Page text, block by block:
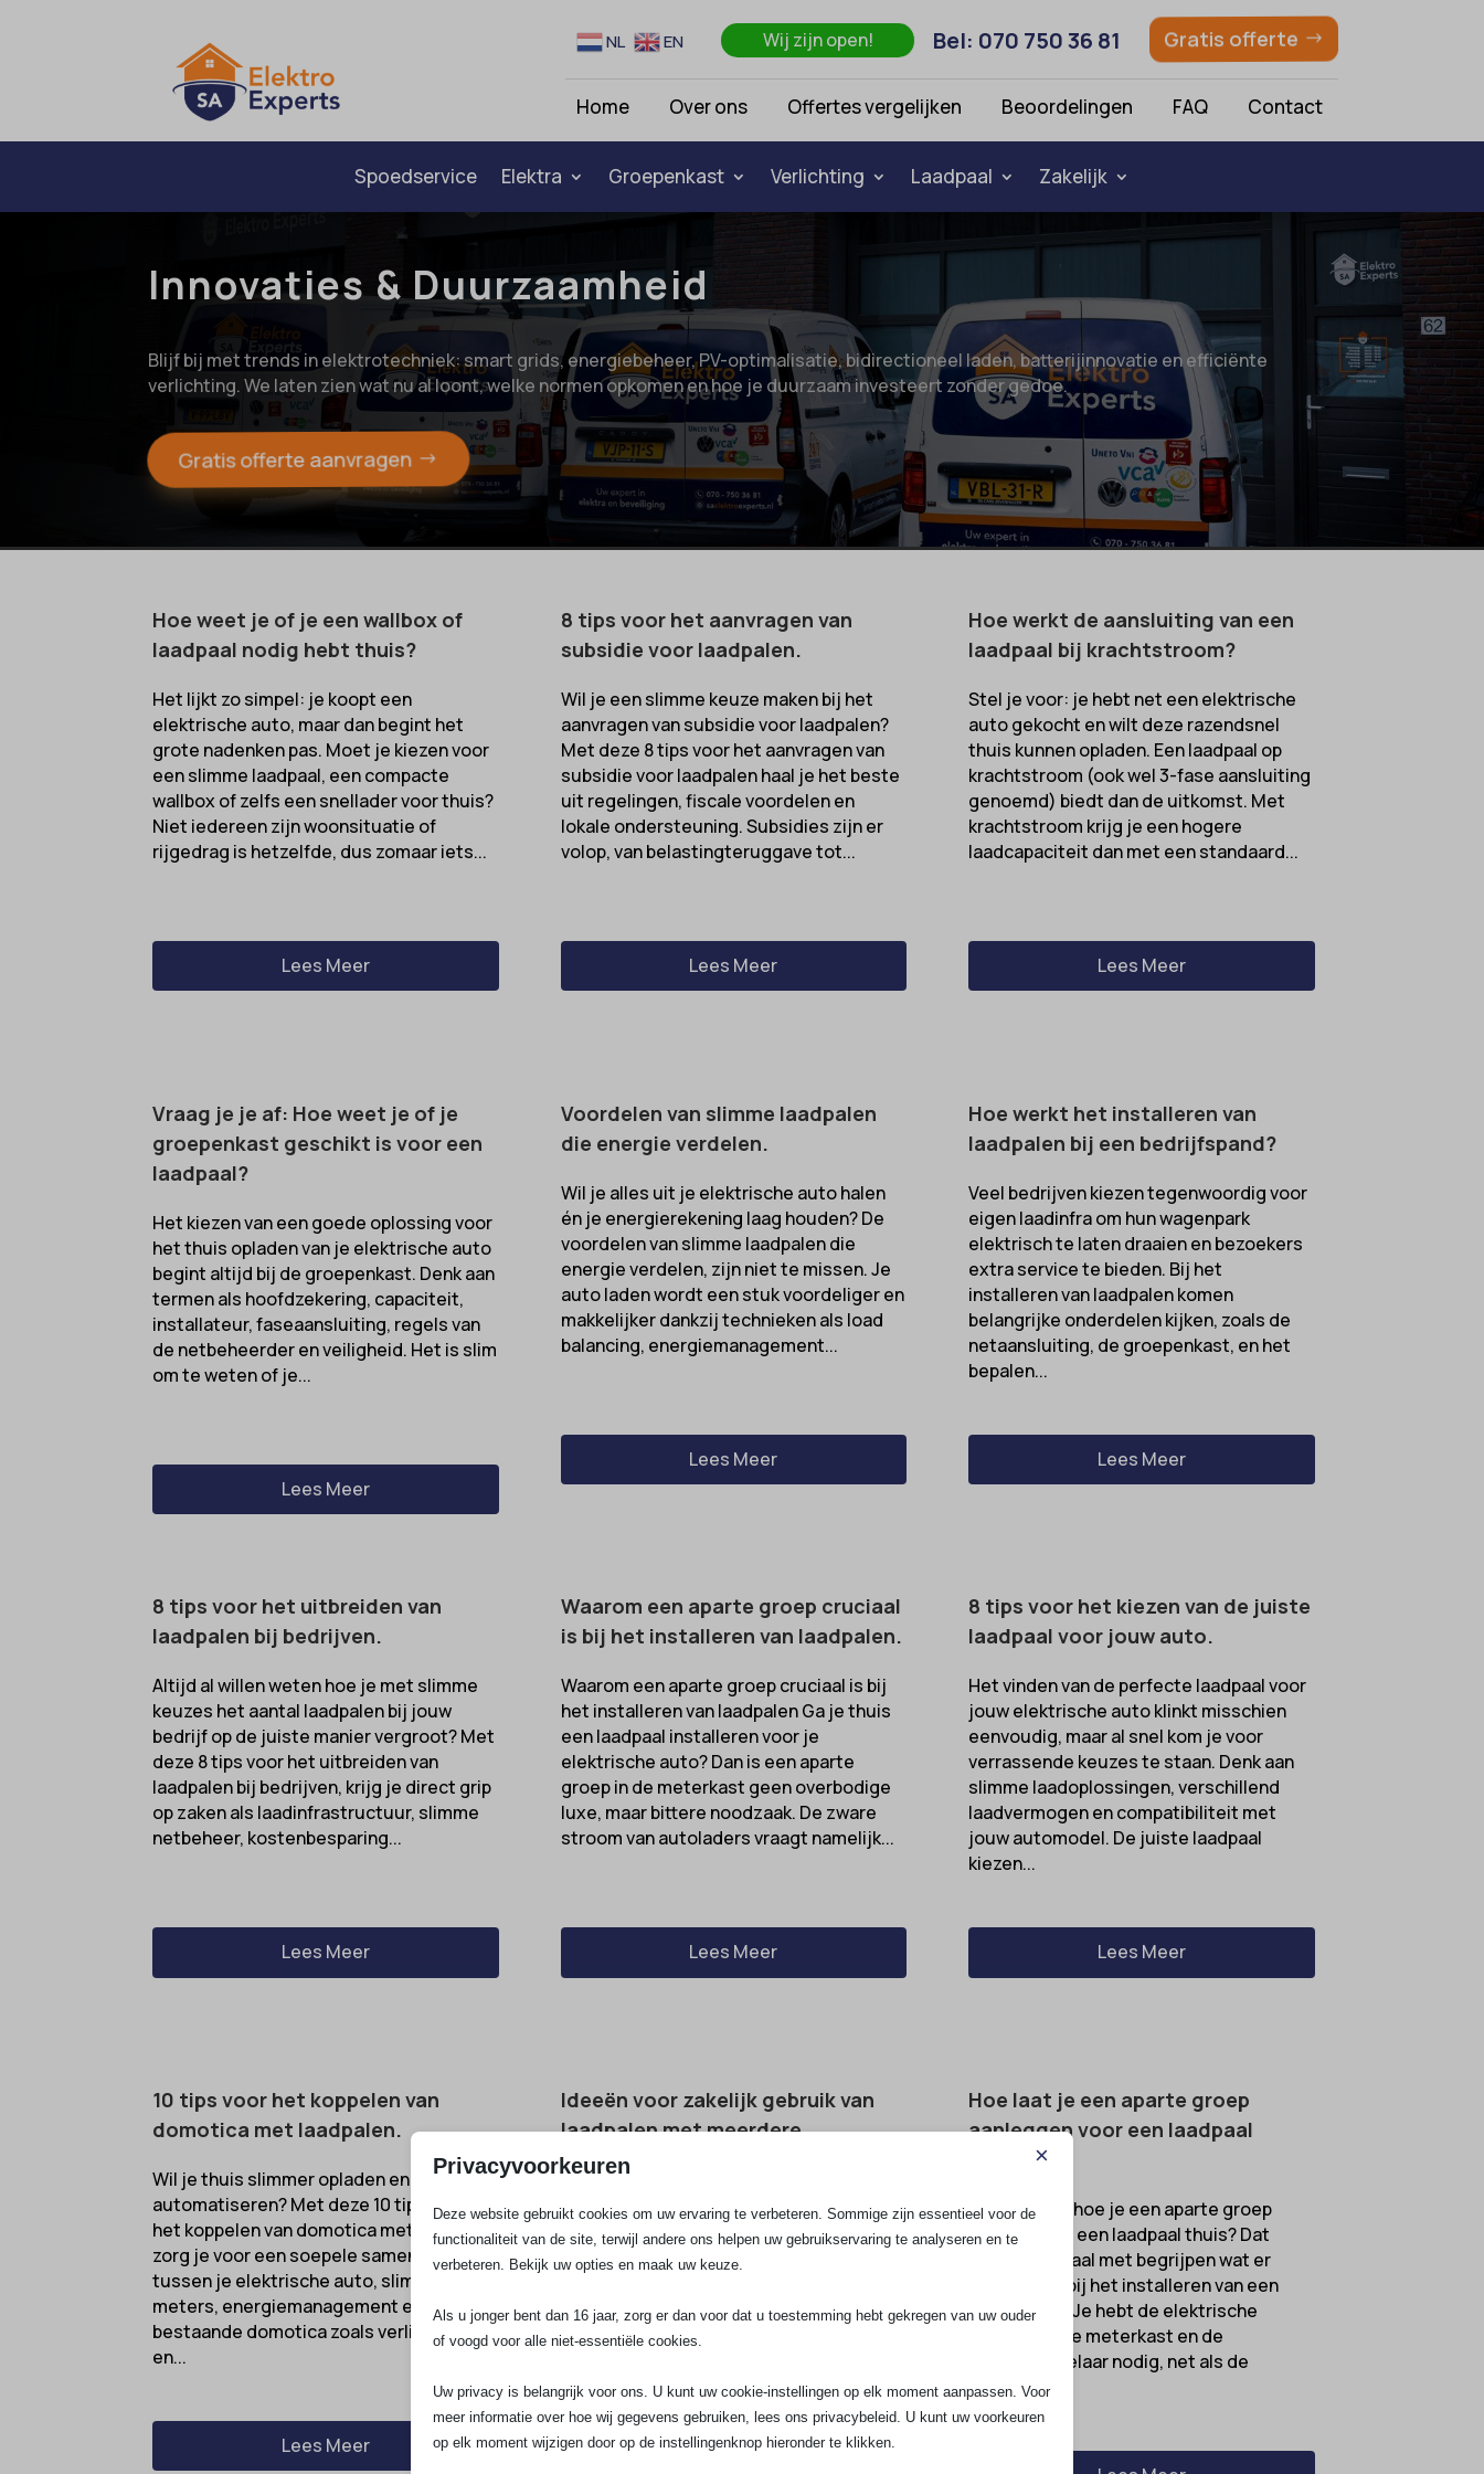
Gratis offerte
Bel: 070 750 36 81
Wij zijn open!
NL EN
Home Over ons Offertes vergelijken Beoordelingen FAQ Contact
Spoedservice Elektra Groepenkast Verlichting Laadpaal Zakelijk
Innovaties & Duurzaamheid
Blijf bij met trends in elektrotechniek: smart grids, energiebeheer, PV-optimalisatie, bidirectioneel laden, batterijinnovatie en efficiënte
verlichting. We laten zien wat nu al loont, welke normen opkomen en hoe je duurzaam investeert zonder gedoe.
Gratis offerte aanvragen
Hoe weet je of je een wallbox of
laadpaal nodig hebt thuis?
Het lijkt zo simpel: je koopt een
elektrische auto, maar dan begint het
grote nadenken pas. Moet je kiezen voor
een slimme laadpaal, een compacte
wallbox of zelfs een snellader voor thuis?
Niet iedereen zijn woonsituatie of
rijgedrag is hetzelfde, dus zomaar iets...
Lees Meer
Vraag je je af: Hoe weet je of je
groepenkast geschikt is voor een
laadpaal?
Het kiezen van een goede oplossing voor
het thuis opladen van je elektrische auto
begint altijd bij de groepenkast. Denk aan
termen als hoofdzekering, capaciteit,
installateur, faseaansluiting, regels van
de netbeheerder en veiligheid. Het is slim
om te weten of je...
Lees Meer
8 tips voor het uitbreiden van
laadpalen bij bedrijven.
Altijd al willen weten hoe je met slimme
keuzes het aantal laadpalen bij jouw
bedrijf op de juiste manier vergroot? Met
deze 8 tips voor het uitbreiden van
laadpalen bij bedrijven, krijg je direct grip
op zaken als laadinfrastructuur, slimme
netbeheer, kostenbesparing...
Lees Meer
10 tips voor het koppelen van
domotica met laadpalen.
Wil je thuis slimmer opladen en alles
automatiseren? Met deze 10 tips voor
het koppelen van domotica met laadpalen
zorg je voor een soepele samenwerking
tussen je elektrische auto, slimme
meters, energiemanagement en je
bestaande domotica zoals verlichting
en...
Lees Meer
8 tips voor het aanvragen van
subsidie voor laadpalen.
Wil je een slimme keuze maken bij het
aanvragen van subsidie voor laadpalen?
Met deze 8 tips voor het aanvragen van
subsidie voor laadpalen haal je het beste
uit regelingen, fiscale voordelen en
lokale ondersteuning. Subsidies zijn er
volop, van belastingteruggave tot...
Lees Meer
Voordelen van slimme laadpalen
die energie verdelen.
Wil je alles uit je elektrische auto halen
én je energierekening laag houden? De
voordelen van slimme laadpalen die
energie verdelen, zijn niet te missen. Je
auto laden wordt een stuk voordeliger en
makkelijker dankzij technieken als load
balancing, energiemanagement...
Lees Meer
Waarom een aparte groep cruciaal
is bij het installeren van laadpalen.
Waarom een aparte groep cruciaal is bij
het installeren van laadpalen Ga je thuis
een laadpaal installeren voor je
elektrische auto? Dan is een aparte
groep in de meterkast geen overbodige
luxe, maar bittere noodzaak. De zware
stroom van autoladers vraagt namelijk...
Lees Meer
Ideeën voor zakelijk gebruik van
laadpalen met meerdere
aansluitingen.
Ideeën voor zakelijk gebruik van
laadpalen met meerdere aansluitingen
springen eruit als je kijkt naar duurzaam
oplossingen. Veel bedrijven zetten
bedrijfslocaties om tot handige
personeel en wagenpark....
Hoe werkt de aansluiting van een
laadpaal bij krachtstroom?
Stel je voor: je hebt net een elektrische
auto gekocht en wilt deze razendsnel
thuis kunnen opladen. Een laadpaal op
krachtstroom (ook wel 3-fase aansluiting
genoemd) biedt dan de uitkomst. Met
krachtstroom krijg je een hogere
laadcapaciteit dan met een standaard...
Lees Meer
Hoe werkt het installeren van
laadpalen bij een bedrijfspand?
Veel bedrijven kiezen tegenwoordig voor
eigen laadinfra om hun wagenpark
elektrisch te laten draaien en bezoekers
extra service te bieden. Bij het
installeren van laadpalen komen
belangrijke onderdelen kijken, zoals de
netaansluiting, de groepenkast, en het
bepalen...
Lees Meer
8 tips voor het kiezen van de juiste
laadpaal voor jouw auto.
Het vinden van de perfecte laadpaal voor
jouw elektrische auto klinkt misschien
eenvoudig, maar al snel kom je voor
verrassende keuzes te staan. Denk aan
slimme laadoplossingen, verschillend
laadvermogen en compatibiliteit met
jouw automodel. De juiste laadpaal
kiezen...
Lees Meer
Hoe laat je een aparte groep
aanleggen voor een laadpaal
Wil je weten hoe je een aparte groep
aanlegt voor een laadpaal thuis? Dat
begint allemaal met begrijpen wat er
komt kijken bij het installeren van een
laadstation. Je hebt de elektrische
installatie, de meterkast en de
hoofdschakelaar nodig, net als de
juiste...
Privacyvoorkeuren ×
Deze website gebruikt cookies om uw ervaring te verbeteren. Sommige zijn essentieel voor de
functionaliteit van de site, terwijl andere ons helpen uw gebruikservaring te analyseren en te
verbeteren. Bekijk uw opties en maak uw keuze.
Als u jonger bent dan 16 jaar, zorg er dan voor dat u toestemming hebt gekregen van uw ouder
of voogd voor alle niet-essentiële cookies.
Uw privacy is belangrijk voor ons. U kunt uw cookie-instellingen op elk moment aanpassen. Voor
meer informatie over hoe wij gegevens gebruiken, lees ons privacybeleid. U kunt uw voorkeuren
op elk moment wijzigen door op de instellingenknop hieronder te klikken.